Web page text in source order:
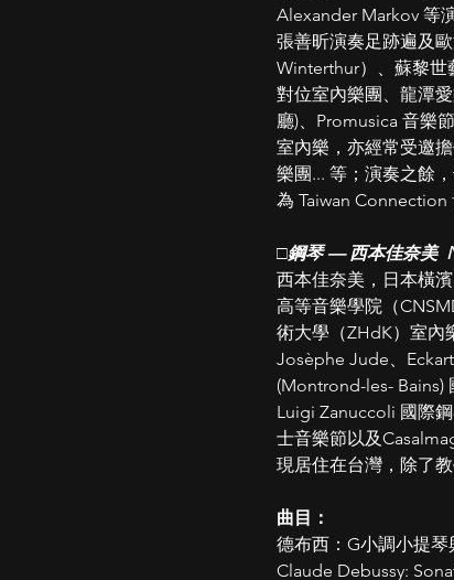
Alexander Markov 等
張善昕演奏⾜跡遍及
Winterthur）、蘇黎世
對位室內樂團、龍潭
廳)、Promusica ⾳樂
室內樂，亦經常受邀
樂團... 等；演奏之餘
為 Taiwan Connection
□鋼琴 — ⻄本佳奈美
⻄本佳奈美，⽇本橫
⾼等⾳樂學院（
術⼤學（ZHdK）室內
Josèphe Jude、
(Montrond-les- Bains)
Luigi Zanuccoli 國際
⼠⾳樂節以及
現居住在台灣，除了
曲⽬：
德布⻄：G小調⼩提琴
Claude Debussy: